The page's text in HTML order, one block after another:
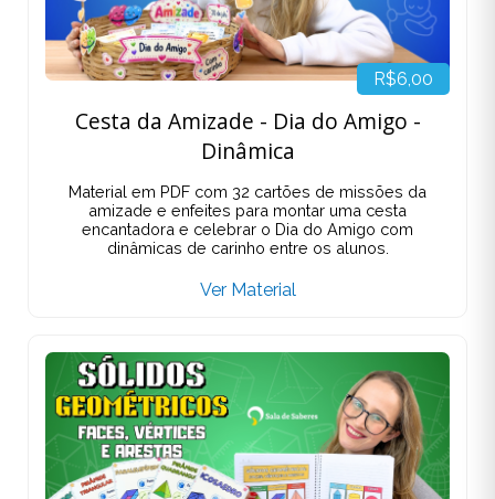
R$6,00
Cesta da Amizade - Dia do Amigo -
Dinâmica
Material em PDF com 32 cartões de missões da
amizade e enfeites para montar uma cesta
encantadora e celebrar o Dia do Amigo com
dinâmicas de carinho entre os alunos.
Ver Material